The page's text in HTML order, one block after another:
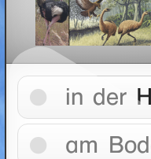
in der
am